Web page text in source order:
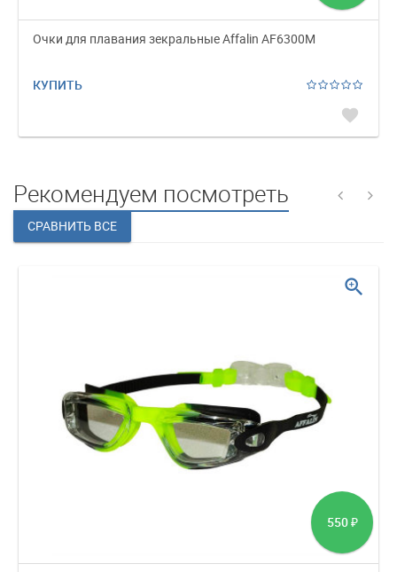
Очки для плавания зекральные Affalin AF6300M
КУПИТЬ
favorite
Рекомендуем посмотреть
550 ₽
zoom_in